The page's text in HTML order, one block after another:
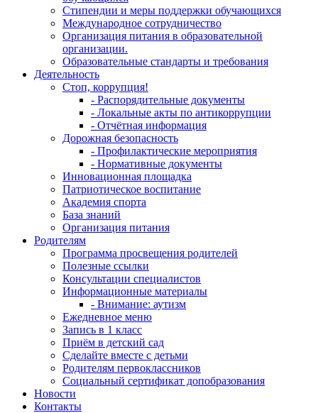
Стипендии и меры поддержки обучающихся
Международное сотрудничество
Организация питания в образовательной
организации.
Образовательные стандарты и требования
Деятельность
Стоп, коррупция!
- Распорядительные документы
- Локальные акты по антикоррупции
- Отчётная информация
Дорожная безопасность
- Профилактические мероприятия
- Нормативные документы
Инновационная площадка
Патриотическое воспитание
Академия спорта
База знаний
Организация питания
Родителям
Программа просвещения родителей
Полезные ссылки
Консультации специалистов
Информационные материалы
- Внимание: аутизм
Ежедневное меню
Запись в 1 класс
Приём в детский сад
Сделайте вместе с детьми
Родителям первоклассников
Социальный сертификат допобразования
Новости
Контакты